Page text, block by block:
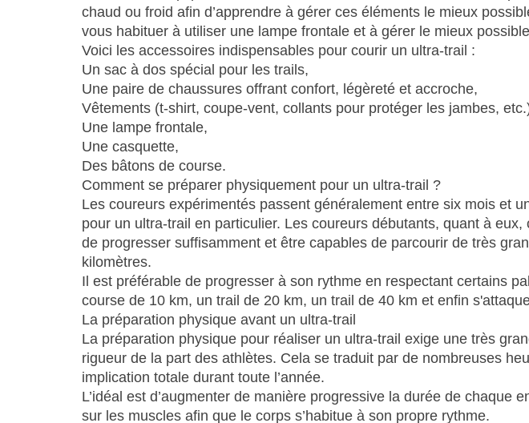
chaud ou froid afin d’apprendre à gérer ces éléments le mieux
vous habituer à utiliser une lampe frontale et à gérer le mieux
Voici les accessoires indispensables pour courir un ultra-trail :
Un sac à dos spécial pour les trails,
Une paire de chaussures offrant confort, légèreté et accroche,
Vêtements (t-shirt, coupe-vent, collants pour protéger les jambes,
Une lampe frontale,
Une casquette,
Des bâtons de course.
Comment se préparer physiquement pour un ultra-trail ?
Les coureurs expérimentés passent généralement entre six mois et
pour un ultra-trail en particulier. Les coureurs débutants, quant à
de progresser suffisamment et être capables de parcourir de très
kilomètres.
Il est préférable de progresser à son rythme en respectant certains
course de 10 km, un trail de 20 km, un trail de 40 km et enfin
La préparation physique avant un ultra-trail
La préparation physique pour réaliser un ultra-trail exige une très
rigueur de la part des athlètes. Cela se traduit par de nombreuses
implication totale durant toute l’année.
L’idéal est d’augmenter de manière progressive la durée de chaque
sur les muscles afin que le corps s’habitue à son propre rythme.